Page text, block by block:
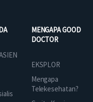
MENGAPA GOOD
DOCTOR
EKSPLOR
Mengapa
Telekesehatan?